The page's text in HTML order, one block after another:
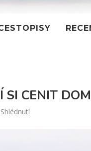
SI CENIT
Shlédnutí